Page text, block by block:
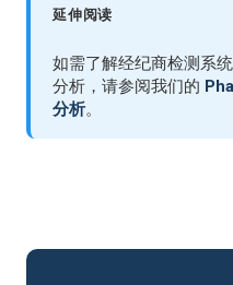
延伸阅读
如需了解经纪商检测系
分析，请参阅我们的
分析。